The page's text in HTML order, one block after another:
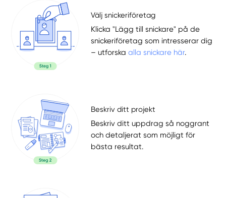
Välj snickeriföretag
Klicka "Lägg till snickare" på de
snickeriföretag som intresserar dig
– utforskaalla snickare här.
Beskriv ditt projekt
Beskriv ditt uppdrag så noggrant
och detaljerat som möjligt för
bästa resultat.